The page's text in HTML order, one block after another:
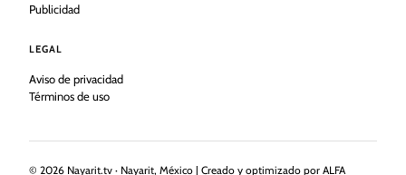
Publicidad
LEGAL
Aviso de privacidad
Términos de uso
© 2026 Nayarit.tv · Nayarit, México | Creado y optimizado por ALFA